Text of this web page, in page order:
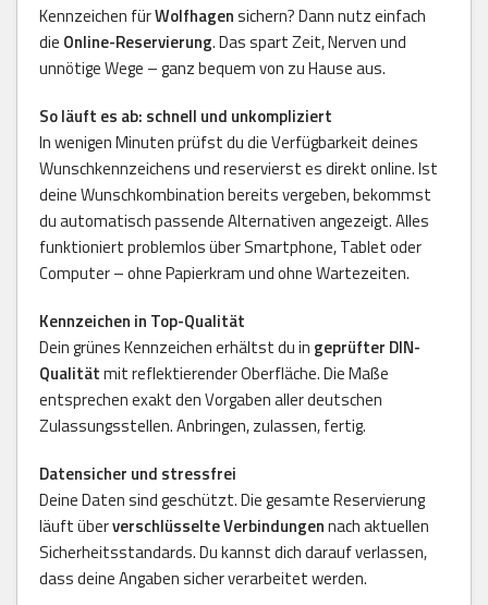
Kennzeichen fürWolfhagensichern? Dann nutz einfach
die Online-Reservierung. Das spart Zeit, Nerven und
unnötige Wege – ganz bequem von zu Hause aus.
So läuft es ab: schnell und unkompliziert
In wenigen Minuten prüfst du die Verfügbarkeit deines
Wunschkennzeichens und reservierst es direkt online. Ist
deine Wunschkombination bereits vergeben, bekommst
du automatisch passende Alternativen angezeigt. Alles
funktioniert problemlos über Smartphone, Tablet oder
Computer – ohne Papierkram und ohne Wartezeiten.
Kennzeichen in Top-Qualität
Dein grünes Kennzeichen erhältst du in geprüfter DIN-
Qualitätmit reflektierender Oberfläche. Die Maße
entsprechen exakt den Vorgaben aller deutschen
Zulassungsstellen. Anbringen, zulassen, fertig.
Datensicher und stressfrei
Deine Daten sind geschützt. Die gesamte Reservierung
läuft überverschlüsselte Verbindungennach aktuellen
Sicherheitsstandards. Du kannst dich darauf verlassen,
dass deine Angaben sicher verarbeitet werden.